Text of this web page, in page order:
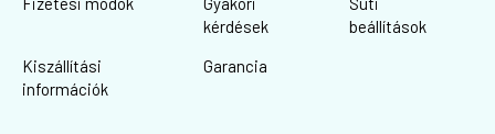
Kiszállítási
információk
kérdések
Garancia
beállítások